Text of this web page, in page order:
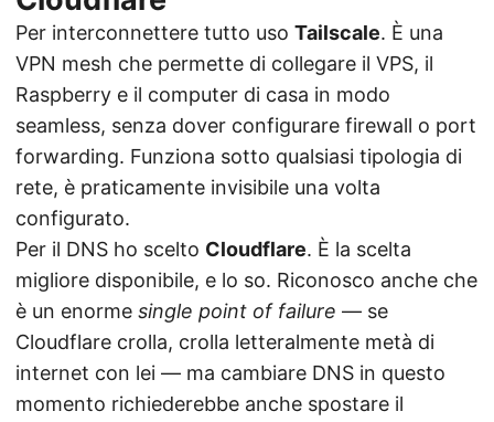
Per interconnettere tutto uso Tailscale. È una
VPN mesh che permette di collegare il VPS, il
Raspberry e il computer di casa in modo
seamless, senza dover configurare firewall o port
forwarding. Funziona sotto qualsiasi tipologia di
rete, è praticamente invisibile una volta
configurato.
Per il DNS ho scelto Cloudflare. È la scelta
migliore disponibile, e lo so. Riconosco anche che
è un enorme single point of failure — se
Cloudflare crolla, crolla letteralmente metà di
internet con lei — ma cambiare DNS in questo
momento richiederebbe anche spostare il